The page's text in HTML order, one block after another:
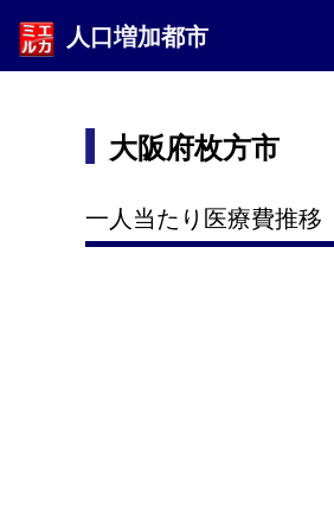
人口増加都市
大阪府枚方市
一人当たり医療費推移